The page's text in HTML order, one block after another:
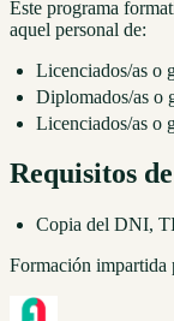
Este programa
aquel personal de:
Licenciados/as o
Diplomados/as o
Licenciados/as o
Requisitos
Copia del DNI,
Formación impartida